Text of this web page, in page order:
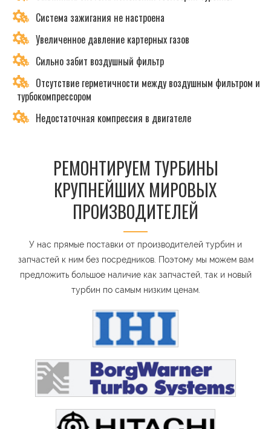
Система зажигания не настроена
Увеличенное давление картерных газов
Сильно забит воздушный фильтр
Отсутствие герметичности между воздушным фильтром и
турбокомпрессором
Недостаточная компрессия в двигателе
РЕМОНТИРУЕМ ТУРБИНЫ
КРУПНЕЙШИХ МИРОВЫХ
ПРОИЗВОДИТЕЛЕЙ
У нас прямые поставки от производителей турбин и
запчастей к ним без посредников. Поэтому мы можем вам
предложить большое наличие как запчастей, так и новый
турбин по самым низким ценам.